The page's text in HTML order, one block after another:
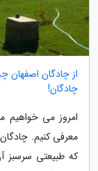
از چادگان اصفهان
چادگان!
امروز می خواهیم
معرفی کنیم.
که طبیعتی سرسبز